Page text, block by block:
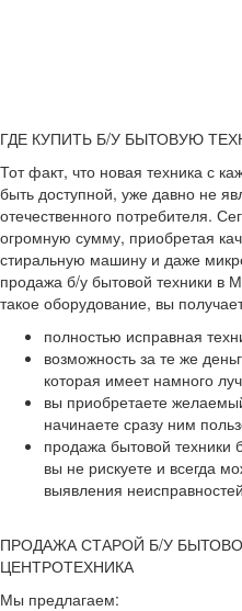
ГДЕ КУПИТЬ Б/У БЫТОВУЮ
Тот факт, что новая техника с
быть доступной, уже давно не
отечественного потребителя.
огромную сумму, приобретая
стиральную машину и даже
продажа б/у бытовой техники в
такое оборудование, вы
полностью исправная
возможность за те же
которая имеет намного
вы приобретаете
начинаете сразу ним
продажа бытовой техники
вы не рискуете и всегда
выявления
ПРОДАЖА СТАРОЙ Б/У
ЦЕНТРОТЕХНИКА
Мы предлагаем: